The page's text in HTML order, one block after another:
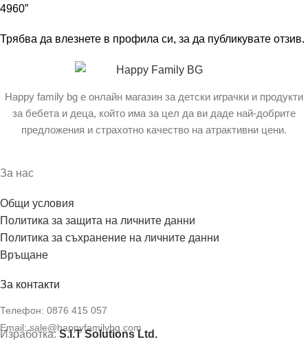
4960”
Трябва да влезнете в профила си, за да публикувате отзив.
Happy family bg е онлайн магазин за детски играчки и продукти
за бебета и деца, който има за цел да ви даде най-добрите
предложения и страхотно качество на атрактивни цени.
За нас
Общи условия
Политика за защита на личните данни
Политика за съхранение на личните данни
Връщане
За контакти
Телефон: 0876 415 057
Email:sale@happyfamilybg.com
Изработка:S.I.T Solutions Ltd.